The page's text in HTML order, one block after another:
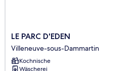
LE
PARC
D'EDEN
Villeneuve-
LE PARC D'EDEN
Villeneuve-sous-Dammartin
Kochnische
Wäscherei